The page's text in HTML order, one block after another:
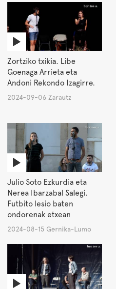
Zortziko txikia. Libe
Goenaga Arrieta eta
Andoni Rekondo Izagirre.
2024-09-06 Zarautz
Julio Soto Ezkurdia eta
Nerea Ibarzabal Salegi.
Futbito lesio baten
ondorenak etxean
2024-08-15 Gernika-Lumo